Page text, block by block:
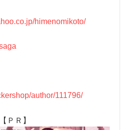
himenomikoto/
author/111796/
【ＰＲ】